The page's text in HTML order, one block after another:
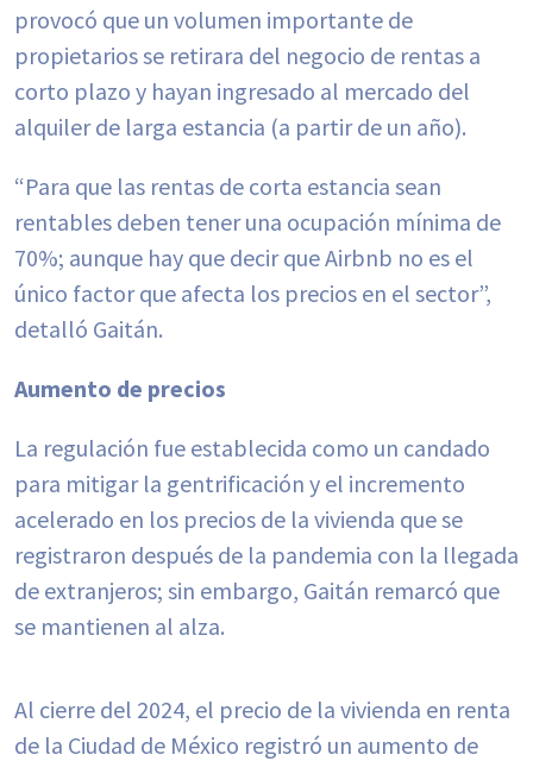
provocó que un volumen importante de
propietarios se retirara del negocio de rentas a
corto plazo y hayan ingresado al mercado del
alquiler de larga estancia (a partir de un año).
“Para que las rentas de corta estancia sean
rentables deben tener una ocupación mínima de
70%; aunque hay que decir que Airbnb no es el
único factor que afecta los precios en el sector”,
detalló Gaitán.
Aumento de precios
La regulación fue establecida como un candado
para mitigar la gentrificación y el incremento
acelerado en los precios de la vivienda que se
registraron después de la pandemia con la llegada
de extranjeros; sin embargo, Gaitán remarcó que
se mantienen al alza.
Al cierre del 2024, el precio de la vivienda en renta
de la Ciudad de México registró un aumento de